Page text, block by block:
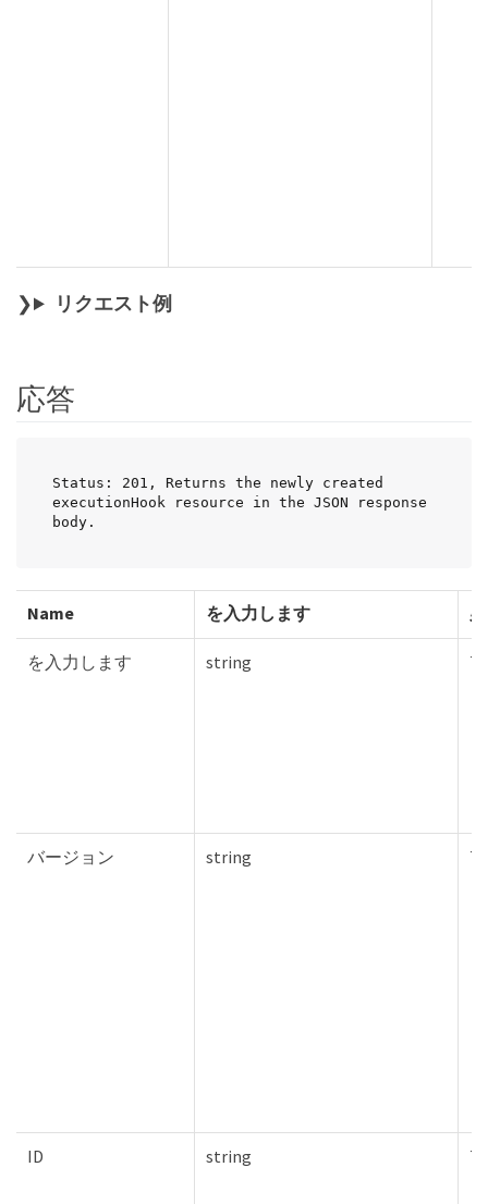
リクエスト例
応答
Status: 201, Returns the newly created
executionHook resource in the JSON response
body.
Name を入力します
を入力します string
バージョン string
ID string